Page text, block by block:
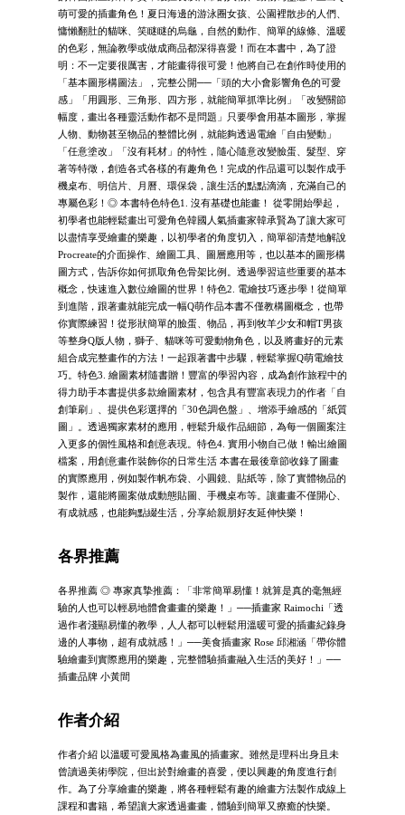
萌可愛的插畫角色！夏日海邊的游泳圈女孩、公園裡散步的人們、
慵懶翻肚的貓咪、笑瞇瞇的烏龜，自然的動作、簡單的線條、溫暖
的色彩，無論教學或做成商品都深得喜愛！而在本書中，為了證
明：不一定要很厲害，才能畫得很可愛！他將自己在創作時使用的
「基本圖形構圖法」，完整公開──「頭的大小會影響角色的可愛
感」「用圓形、三角形、四方形，就能簡單抓準比例」「改變關節
幅度，畫出各種靈活動作都不是問題」只要學會用基本圖形，掌握
人物、動物甚至物品的整體比例，就能夠透過電繪「自由變動」
「任意塗改」「沒有耗材」的特性，隨心隨意改變臉蛋、髮型、穿
著等特徵，創造各式各樣的有趣角色！完成的作品還可以製作成手
機桌布、明信片、月曆、環保袋，讓生活的點點滴滴，充滿自己的
專屬色彩！◎ 本書特色特色1. 沒有基礎也能畫！ 從零開始學起，
初學者也能輕鬆畫出可愛角色韓國人氣插畫家韓承賢為了讓大家可
以盡情享受繪畫的樂趣，以初學者的角度切入，簡單卻清楚地解說
Procreate的介面操作、繪圖工具、圖層應用等，也以基本的圖形構
圖方式，告訴你如何抓取角色骨架比例。透過學習這些重要的基本
概念，快速進入數位繪圖的世界！特色2. 電繪技巧逐步學！從簡單
到進階，跟著畫就能完成一幅Q萌作品本書不僅教構圖概念，也帶
你實際練習！從形狀簡單的臉蛋、物品，再到牧羊少女和帽T男孩
等整身Q版人物，獅子、貓咪等可愛動物角色，以及將畫好的元素
組合成完整畫作的方法！一起跟著書中步驟，輕鬆掌握Q萌電繪技
巧。特色3. 繪圖素材隨書贈！豐富的學習內容，成為創作旅程中的
得力助手本書提供多款繪圖素材，包含具有豐富表現力的作者「自
創筆刷」、提供色彩選擇的「30色調色盤」、增添手繪感的「紙質
圖」。透過獨家素材的應用，輕鬆升級作品細節，為每一個圖案注
入更多的個性風格和創意表現。特色4. 實用小物自己做！輸出繪圖
檔案，用創意畫作裝飾你的日常生活 本書在最後章節收錄了圖畫
的實際應用，例如製作帆布袋、小圓鏡、貼紙等，除了實體物品的
製作，還能將圖案做成動態貼圖、手機桌布等。讓畫畫不僅開心、
有成就感，也能夠點綴生活，分享給親朋好友延伸快樂！
各界推薦
各界推薦 ◎ 專家真摯推薦：「非常簡單易懂！就算是真的毫無經
驗的人也可以輕易地體會畫畫的樂趣！」──插畫家 Raimochi「透
過作者淺顯易懂的教學，人人都可以輕鬆用溫暖可愛的插畫紀錄身
邊的人事物，超有成就感！」──美食插畫家 Rose 邱湘涵「帶你體
驗繪畫到實際應用的樂趣，完整體驗插畫融入生活的美好！」──
插畫品牌 小黃間
作者介紹
作者介紹 以溫暖可愛風格為畫風的插畫家。雖然是理科出身且未
曾讀過美術學院，但出於對繪畫的喜愛，便以興趣的角度進行創
作。為了分享繪畫的樂趣，將各種輕鬆有趣的繪畫方法製作成線上
課程和書籍，希望讓大家透過畫畫，體驗到簡單又療癒的快樂。